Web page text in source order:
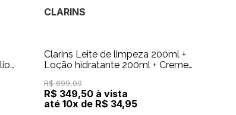
CLARINS
Clarins Leite de limpeza 200ml +
Loção hidratante 200ml + Creme
R$ 699,00
R$ 349,50 à vista
até 10x de R$ 34,95